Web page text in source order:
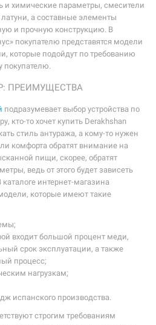
и химические параметры, смесители
а составные элементы
и прочную конструкцию. В
покупателю представятся модели
которые подойдут по требованию
покупателю.
ПРЕИМУЩЕСТВА
подразумевает выбор устройства по
кто-то хочет купить Derakhshan
стиль антуража, а кому-то нужен
комфорта обратят внимание на
пищи, скорее, обратят
ведь от этого будет зависеть
интернет-магазина
которые имеют такие
входит большой процент меди,
срок эксплуатации, а также
процесс;
нагрузкам;
испанского производства.
строгим требованиям